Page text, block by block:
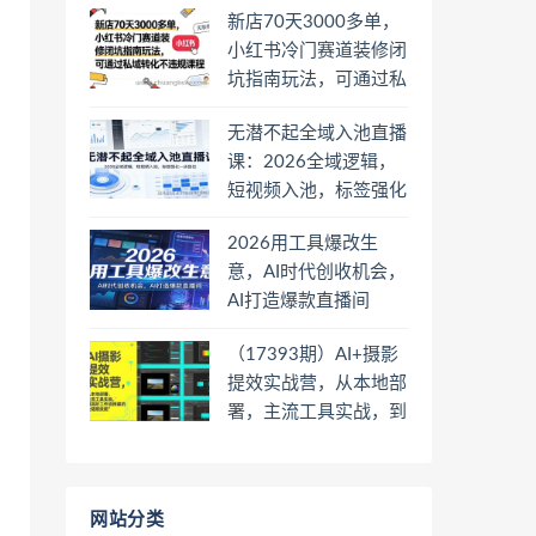
新店70天3000多单，
小红书冷门赛道装修闭
坑指南玩法，可通过私
无潜不起全域入池直播
课：2026全域逻辑，
短视频入池，标签强化
2026用工具爆改生
意，AI时代创收机会，
AI打造爆款直播间
（17393期）AI+摄影
提效实战营，从本地部
署，主流工具实战，到
网站分类